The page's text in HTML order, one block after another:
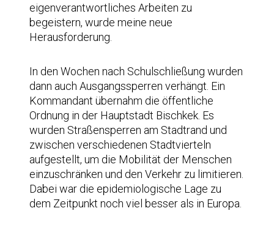
eigenverantwortliches Arbeiten zu
begeistern, wurde meine neue
Herausforderung.
In den Wochen nach Schulschließung wurden
dann auch Ausgangssperren verhängt. Ein
Kommandant übernahm die öffentliche
Ordnung in der Hauptstadt Bischkek. Es
wurden Straßensperren am Stadtrand und
zwischen verschiedenen Stadtvierteln
aufgestellt, um die Mobilität der Menschen
einzuschränken und den Verkehr zu limitieren.
Dabei war die epidemiologische Lage zu
dem Zeitpunkt noch viel besser als in Europa.